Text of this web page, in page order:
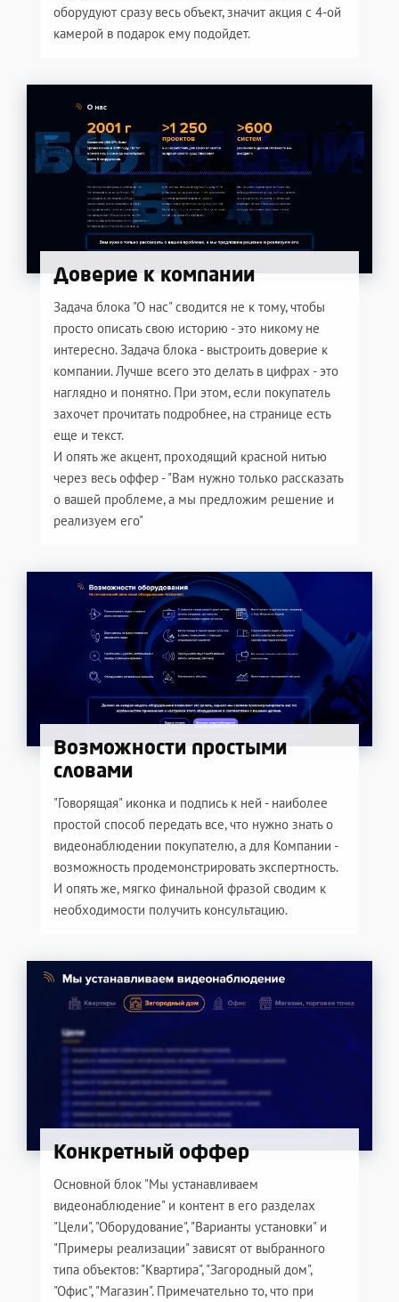
оборудуют сразу весь объект, значит акция с 4-ой
камерой в подарок ему подойдет.
Доверие к компании
Задача блока "О нас" сводится не к тому, чтобы
просто описать свою историю - это никому не
интересно. Задача блока - выстроить доверие к
компании. Лучше всего это делать в цифрах - это
наглядно и понятно. При этом, если покупатель
захочет прочитать подробнее, на странице есть
еще и текст.
И опять же акцент, проходящий красной нитью
через весь оффер - "Вам нужно только рассказать
о вашей проблеме, а мы предложим решение и
реализуем его"
Возможности простыми
словами
"Говорящая" иконка и подпись к ней - наиболее
простой способ передать все, что нужно знать о
видеонаблюдении покупателю, а для Компании -
возможность продемонстрировать экспертность.
И опять же, мягко финальной фразой сводим к
необходимости получить консультацию.
Конкретный оффер
Основной блок "Мы устанавливаем
видеонаблюдение" и контент в его разделах
"Цели", "Оборудование", "Варианты установки" и
"Примеры реализации" зависят от выбранного
типа объектов: "Квартира", "Загородный дом",
"Офис", "Магазин". Примечательно то, что при